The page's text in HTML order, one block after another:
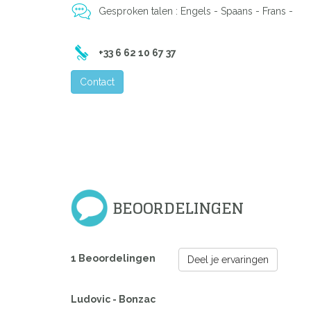
Gesproken talen : Engels - Spaans - Frans -
+33 6 62 10 67 37
Contact
BEOORDELINGEN
1 Beoordelingen Deel je ervaringen
Ludovic - Bonzac